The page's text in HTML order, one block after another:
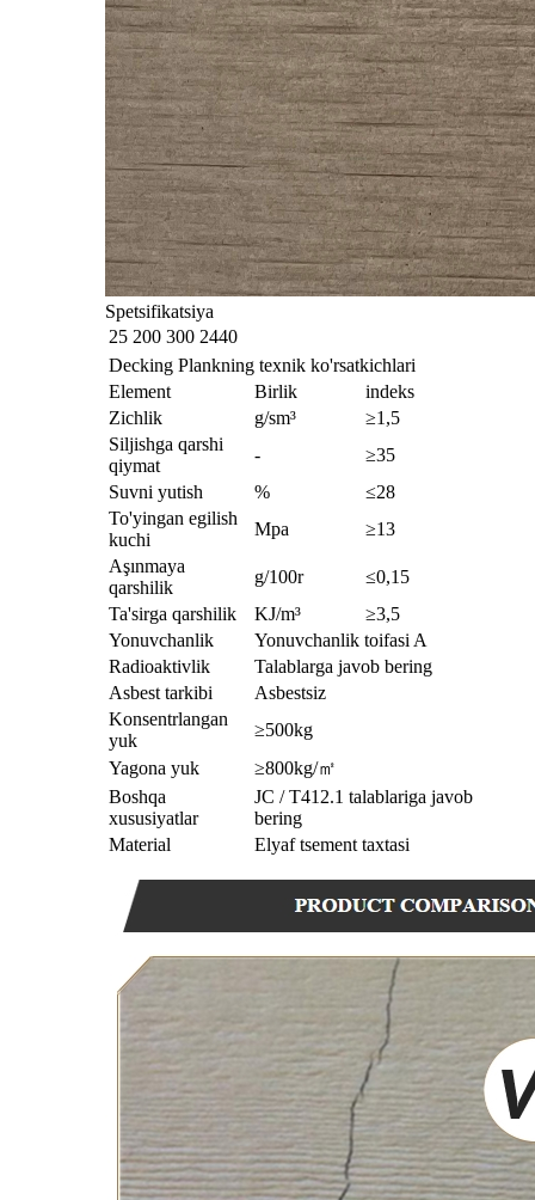
Spetsifikatsiya
25 200 300 2440
Decking Plankning texnik ko'rsatkichlari
Element
Birlik
indeks
Zichlik
g/sm³
≥1,5
Siljishga qarshi
qiymat
-
≥35
Suvni yutish
%
≤28
To'yingan egilish
kuchi
Mpa
≥13
Aşınmaya
qarshilik
g/100r
≤0,15
Ta'sirga qarshilik
KJ/m³
≥3,5
Yonuvchanlik
Yonuvchanlik toifasi A
Radioaktivlik
Talablarga javob bering
Asbest tarkibi
Asbestsiz
Konsentrlangan
yuk
≥500kg
Yagona yuk
≥800kg/㎡
Boshqa
xususiyatlar
JC / T412.1 talablariga javob
bering
Material
Elyaf tsement taxtasi